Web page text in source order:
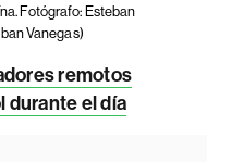
Fotógrafo: Esteban
Vanegas)
remotos
durante el día